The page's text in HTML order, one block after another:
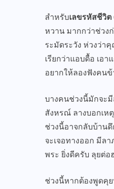
สำหรับเลขรหัสชีวิต
หวาน มากกว่าช่วง
ระมัดระวัง ห่วงว่า
เรียกว่าแอบดื้อ เอ
อยากให้ลองฟังคน
บางคนช่วงนี้มักจะมี
สังหรณ์ ลางบอกเห
ช่วงนี้อาจกลับบ้าน
จะเจอทางออก มีล
พระ ยิ่งดีครับ ลุยต่อ
ช่วงนี้หากต้องพูดคุ